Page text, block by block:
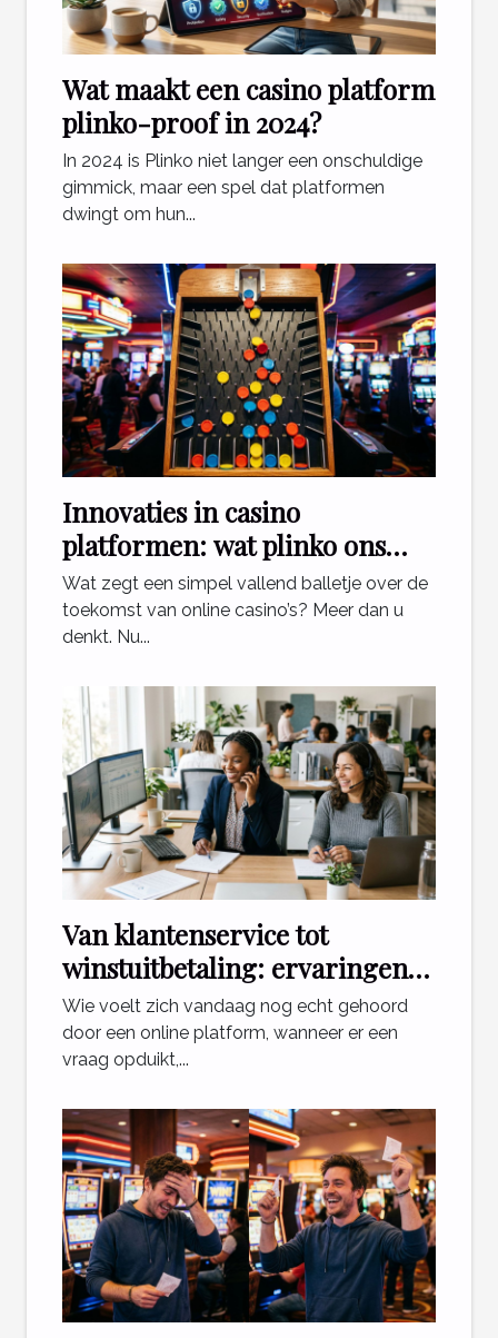
Wat maakt een casino platform
plinko-proof in 2024?
In 2024 is Plinko niet langer een onschuldige
gimmick, maar een spel dat platformen
dwingt om hun...
Innovaties in casino
platformen: wat plinko ons
leert
Wat zegt een simpel vallend balletje over de
toekomst van online casino’s? Meer dan u
denkt. Nu...
Van klantenservice tot
winstuitbetaling: ervaringen
die ertoe doen
Wie voelt zich vandaag nog echt gehoord
door een online platform, wanneer er een
vraag opduikt,...